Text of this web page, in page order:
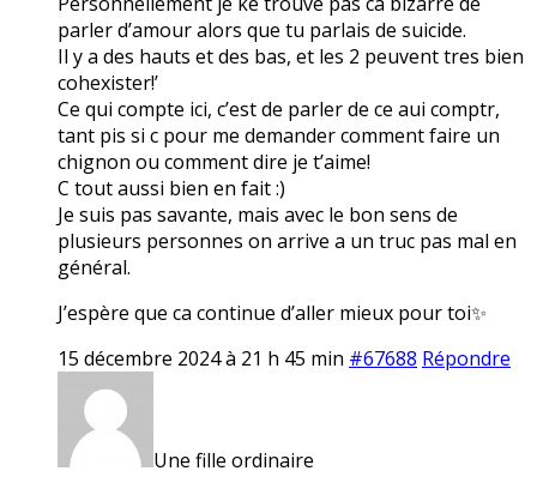
parler d’amour alors que tu parlais de suicide.
Il y a des hauts et des bas, et les 2 peuvent tres bien
cohexister!’
Ce qui compte ici, c’est de parler de ce aui comptr,
tant pis si c pour me demander comment faire un
chignon ou comment dire je t’aime!
C tout aussi bien en fait :)
Je suis pas savante, mais avec le bon sens de
plusieurs personnes on arrive a un truc pas mal en
général.
J’espère que ca continue d’aller mieux pour toi✨
15 décembre 2024 à 21 h 45 min #67688 Répondre
Une fille ordinaire